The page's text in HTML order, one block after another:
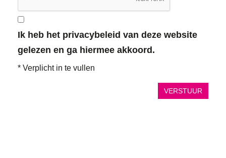
Ik heb het privacybeleid van deze website
gelezen en ga hiermee akkoord.
* Verplicht in te vullen